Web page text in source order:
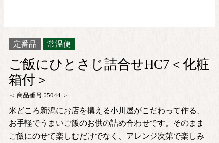
定番品 常温便
ご飯にひとさじ詰合せHC7＜化粧
箱付＞
商品番号 65044
米どころ新潟にお店を構える小川屋がこだわって作る、
お手軽でうまいご飯のお供の詰め合わせです。そのまま
ご飯にのせて楽しむだけでなく、アレンジ次第で楽しみ